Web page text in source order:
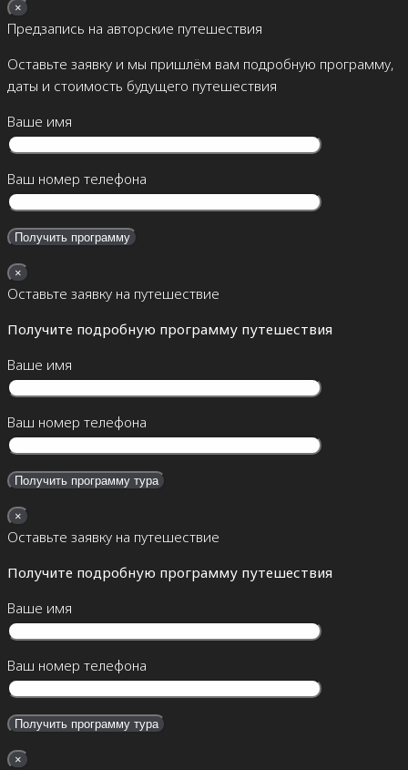
×
Предзапись на авторские путешествия
Оставьте заявку и мы пришлём вам подробную программу,
даты и стоимость будущего путешествия
Ваше имя
Ваш номер телефона
×
Оставьте заявку на путешествие
Получите подробную программу путешествия
Ваше имя
Ваш номер телефона
×
Оставьте заявку на путешествие
Получите подробную программу путешествия
Ваше имя
Ваш номер телефона
×